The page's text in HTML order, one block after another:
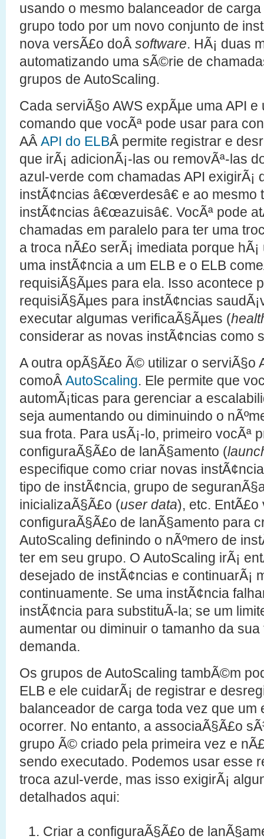
usando o mesmo balanceador de
grupo todo por um novo conjunto de
nova versÃ£o doÂ software. HÃ¡ duas
automatizando uma sÃ©rie de
grupos de AutoScaling.
Cada serviÃ§o AWS expÃµe uma API
comando que vocÃª pode usar para
AÂ API do ELBÂ permite registrar e
que irÃ¡ adicionÃ¡-las ou removÃª-las
azul-verde com chamadas API exigirÃ¡
instÃ¢ncias â€œverdesâ€ e ao mesmo
instÃ¢ncias â€œazuisâ€. VocÃª pode
chamadas em paralelo para ter uma
a troca nÃ£o serÃ¡ imediata porque
uma instÃ¢ncia a um ELB e o ELB
requisiÃ§Ãµes para ela. Isso acontece
requisiÃ§Ãµes para instÃ¢ncias
executar algumas verificaÃ§Ãµes (
considerar as novas instÃ¢ncias como
A outra opÃ§Ã£o Ã© utilizar o serviÃ§o
comoÂ AutoScaling. Ele permite que
automÃ¡ticas para gerenciar a
seja aumentando ou diminuindo o
sua frota. Para usÃ¡-lo, primeiro vocÃª
configuraÃ§Ã£o de lanÃ§amento (
especifique como criar novas
tipo de instÃ¢ncia, grupo de
inicializaÃ§Ã£o (user data), etc. EntÃ£o
configuraÃ§Ã£o de lanÃ§amento para
AutoScaling definindo o nÃºmero de
ter em seu grupo. O AutoScaling irÃ¡
desejado de instÃ¢ncias e continuarÃ¡
continuamente. Se uma instÃ¢ncia
instÃ¢ncia para substituÃ­-la; se um
aumentar ou diminuir o tamanho da
demanda.
Os grupos de AutoScaling tambÃ©m
ELB e ele cuidarÃ¡ de registrar e
balanceador de carga toda vez que um
ocorrer. No entanto, a associaÃ§Ã£o
grupo Ã© criado pela primeira vez e
sendo executado. Podemos usar esse
troca azul-verde, mas isso exigirÃ¡
detalhados aqui:
Criar a configuraÃ§Ã£o de